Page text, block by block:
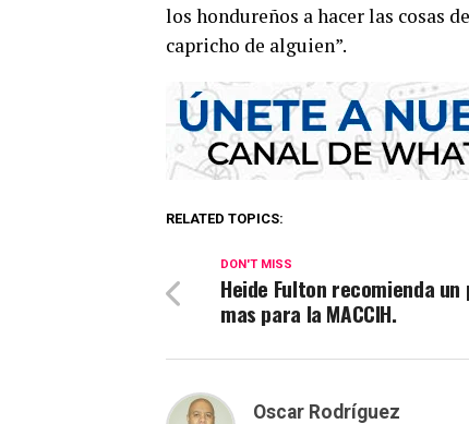
los hondureños a hacer las cosas
capricho de alguien”.
RELATED TOPICS:
DON'T MISS
Heide Fulton recomienda un
mas para la MACCIH.
Oscar Rodríguez